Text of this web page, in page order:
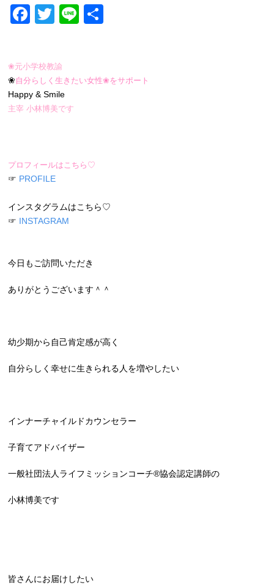
Facebook
Twitter
Line
❀元小学校教諭
❀自分らしく生きたい女性❀をサポート
Happy & Smile
主宰 小林博美です
プロフィールはこちら♡
☞ PROFILE
インスタグラムはこちら♡
☞ INSTAGRAM
今日もご訪問いただき
ありがとうございます＾＾
幼少期から自己肯定感が高く
自分らしく幸せに生きられる人を増やしたい
インナーチャイルドカウンセラー
子育てアドバイザー
一般社団法人ライフミッションコーチ®︎協会認定講師の
小林博美です
皆さんにお届けしたい